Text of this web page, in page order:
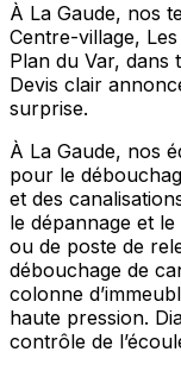
À La Gaude, nos
Centre-village,
Plan du Var, dans
Devis clair
surprise.
À La Gaude, nos
pour le
et des
le dépannage et
ou de poste de
débouchage de
colonne
haute pression.
contrôle de